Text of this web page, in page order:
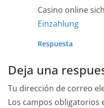
Casino online
Einzahlung
Respuesta
Deja una
Tu dirección de correo
Los campos obligatorios